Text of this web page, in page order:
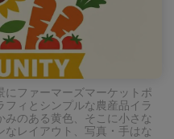
にファーマーズマーケットポ
フィとシンプルな農産品イラ
みのある黄色、そこに小さな
なレイアウト、写真・手はな